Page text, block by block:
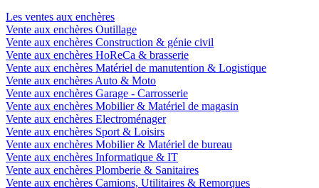
Les ventes aux enchères
Vente aux enchères Outillage
Vente aux enchères Construction & génie civil
Vente aux enchères HoReCa & brasserie
Vente aux enchères Matériel de manutention & Logistique
Vente aux enchères Auto & Moto
Vente aux enchères Garage - Carrosserie
Vente aux enchères Mobilier & Matériel de magasin
Vente aux enchères Electroménager
Vente aux enchères Sport & Loisirs
Vente aux enchères Mobilier & Matériel de bureau
Vente aux enchères Informatique & IT
Vente aux enchères Plomberie & Sanitaires
Vente aux enchères Camions, Utilitaires & Remorques